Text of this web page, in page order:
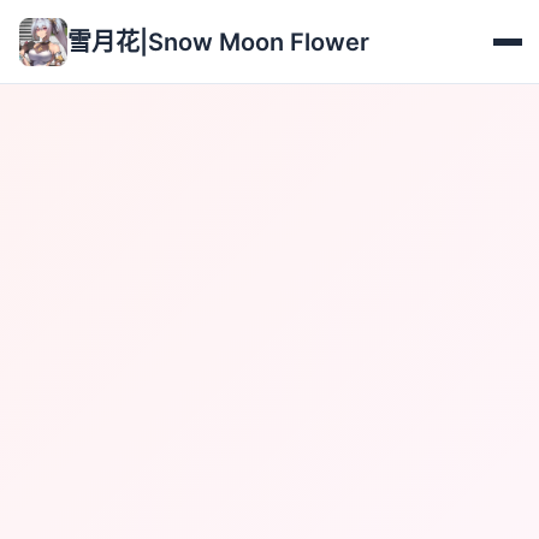
雪月花|Snow Moon Flower